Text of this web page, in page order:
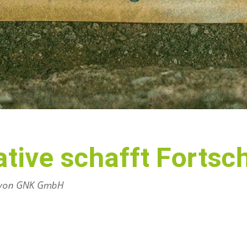
schafft
GNK GmbH